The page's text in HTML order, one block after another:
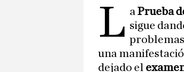
L aPrueba
sigue
una
dejado el